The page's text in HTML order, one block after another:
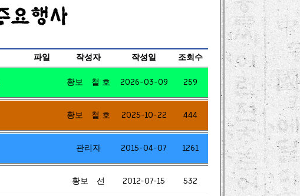
파일 작성자 작성일 조회수
황보 철 호 2026-03-09 259
황보 철 호 2025-10-22 444
관리자 2015-04-07 1261
황보 선 2012-07-15 532